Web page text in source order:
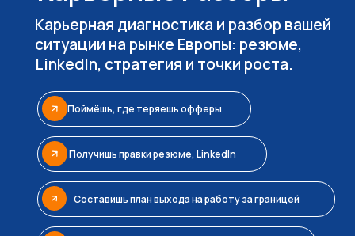
Карьерная диагностика и разбор вашей
ситуации на рынке Европы: резюме,
LinkedIn, стратегия и точки роста.
Получишь правки резюме, LinkedIn
Составишь план выхода на работу за границей
Поймёшь, где теряешь офферы